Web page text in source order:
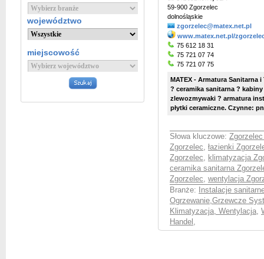
województwo
miejscowość
59-900 Zgorzelec
dolnośląskie
zgorzelec@matex.net.pl
www.matex.net.pl/
75 612 18 31
75 721 07 74
75 721 07 75
MATEX - Armatura Sanitarna
? ceramika sanitarna ?
zlewozmywaki ? armatura
płytki ceramiczne. Czynne:
Słowa kluczowe:
Zgorzelec, łazienki
Zgorzelec, klimatyzacja
ceramika sanitarna
Zgorzelec, wentylacja
Branże:
Instalacje
Ogrzewanie,Grzewcze
Klimatyzacja, Wentylacja,
Handel ,